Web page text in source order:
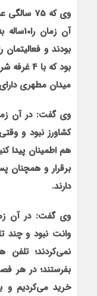
وی که 75
آن
بودند و فعالیت‏مان
بود که
میدان مطهری دارای40 غرفه است.
وی گفت: در آن
کشاورز نبود و
هم اطمینان پیدا
برقرار و همچنان
دارند.
وی گفت: در آن
وانت نبود و چند
نمی‌کردند؛
بفرستند؛ در هر
خرید می‌کردیم و